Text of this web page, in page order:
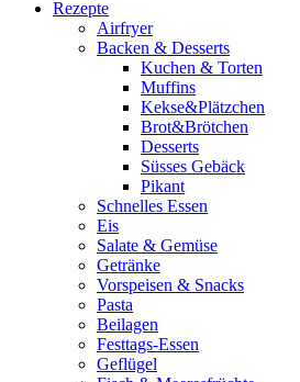
Rezepte
Airfryer
Backen & Desserts
Kuchen & Torten
Muffins
Kekse&Plätzchen
Brot&Brötchen
Desserts
Süsses Gebäck
Pikant
Schnelles Essen
Eis
Salate & Gemüse
Getränke
Vorspeisen & Snacks
Pasta
Beilagen
Festtags-Essen
Geflügel